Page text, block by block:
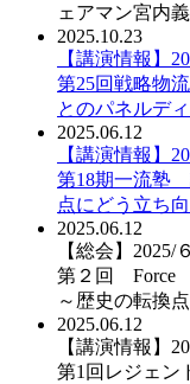
ェアマン宮内
2025.10.23
【講演情報】
第25回戦略物
とのパネルデ
2025.06.12
【講演情報】
第18期一流塾
点にどう立ち
2025.06.12
【総会】2025/
第２回 Force
～歴史の転換
2025.06.12
【講演情報】
第1回レジェン